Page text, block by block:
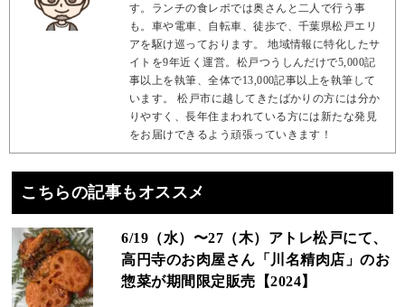
す。ランチの食レポでは奥さんと二人で行う事
も。車や電車、自転車、徒歩で、千葉県松戸エリ
アを駆け巡っております。 地域情報に特化したサ
イトを9年近く運営。松戸つうしんだけで5,000記
事以上を執筆、全体で13,000記事以上を執筆して
います。 松戸市に越してきたばかりの方には分か
りやすく、長年住まわれている方には新たな発見
をお届けできるよう頑張っていきます！
こちらの記事もオススメ
6/19（水）〜27（木）アトレ松戸にて、
高円寺のお肉屋さん「川名精肉店」のお
惣菜が期間限定販売【2024】